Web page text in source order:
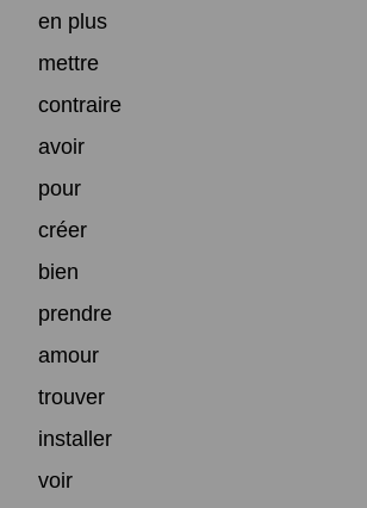
en plus
mettre
contraire
avoir
pour
créer
bien
prendre
amour
trouver
installer
voir